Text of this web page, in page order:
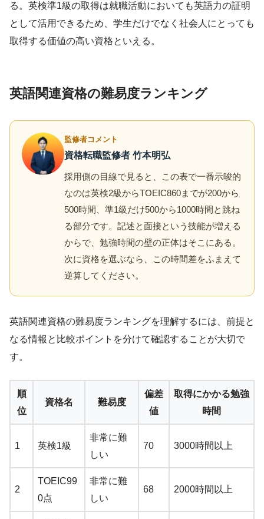
る。英検準1級の取得は就職活動においても英語力の証明
として活用できるため、学生だけでなく社会人にとっても
取得する価値の高い資格といえる。
英語関連資格の難易度ランキング
監修者コメント
資格転職監修者 竹本明弘
採用側の目線で見ると、この表で一番示唆的
なのは英検2級からTOEIC860までが200から
500時間、準1級だけ500から1000時間と跳ね
る部分です。記述と面接という技能が増える
からで、勉強時間の壁の正体はそこにある。
次に資格を選ぶなら、この時間差をふまえて
逆算してください。
英語関連資格の難易度ランキングを理解するには、前提と
なる情報と比較ポイントを分けて確認することが大切で
す。
順
位
資格名 難易度
偏差
値
取得にかかる勉強
時間
1 英検1級
非常に難
しい
70 3000時間以上
2
TOEIC99
0点
非常に難
しい
68 2000時間以上